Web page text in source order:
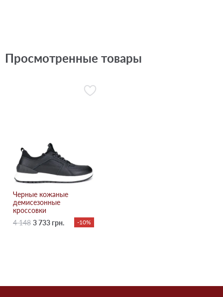
Просмотренные товары
Черные кожаные
демисезонные
кроссовки
4 148 3 733 грн. -10%